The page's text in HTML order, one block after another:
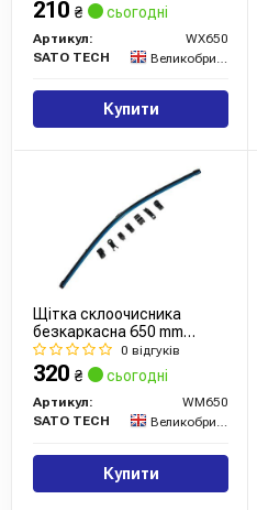
210 ₴ сьогодні
Артикул:
WX650
SATO TECH
Великобританія
Купити
Щітка склоочисника
безкаркасна 650 mm
multifunctional0 відгуків
320 ₴ сьогодні
Артикул:
WM650
SATO TECH
Великобританія
Купити